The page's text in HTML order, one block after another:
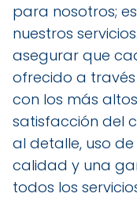
para nosotros;
nuestros
asegurar que
ofrecido a
con los más
satisfacción del
al detalle, uso
calidad y una
todos los